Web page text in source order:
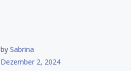
by Sabrina
Dezember 2, 2024